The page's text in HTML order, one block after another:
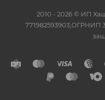
2010 - 2026 © ИП
771982593903,ОГРНИП